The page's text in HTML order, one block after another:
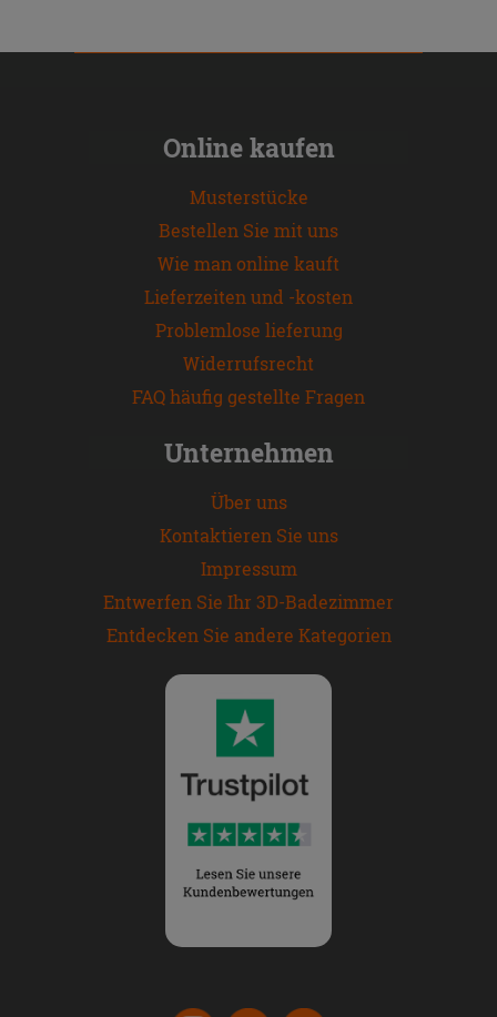
Online kaufen
Musterstücke
Bestellen Sie mit uns
Wie man online kauft
Lieferzeiten und -kosten
Problemlose lieferung
Widerrufsrecht
FAQ häufig gestellte Fragen
Unternehmen
Über uns
Kontaktieren Sie uns
Impressum
Entwerfen Sie Ihr 3D-Badezimmer
Entdecken Sie andere Kategorien